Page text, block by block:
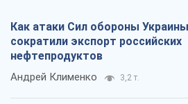
Как атаки Сил обороны Украины
сократили экспорт российских
нефтепродуктов
Андрей Клименко 3,2 т.